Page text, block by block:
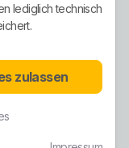
mit monatlich
die
lediglich technisch
zulassen